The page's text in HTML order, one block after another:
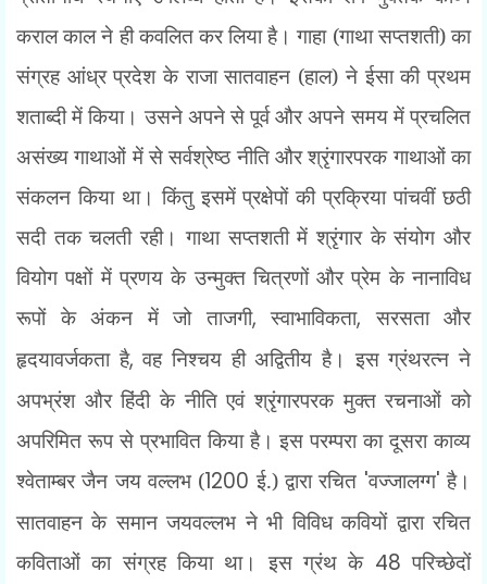
कराल काल ने ही कवलित कर लिया है। गाहा (गाथा सप्तशती) का
संग्रह आंध्र प्रदेश के राजा सातवाहन (हाल) ने ईसा की प्रथम
शताब्दी में किया। उसने अपने से पूर्व और अपने समय में प्रचलित
असंख्य गाथाओं में से सर्वश्रेष्ठ नीति और श्रृंगारपरक गाथाओं का
संकलन किया था। किंतु इसमें प्रक्षेपों की प्रक्रिया पांचवीं छठी
सदी तक चलती रही। गाथा सप्तशती में श्रृंगार के संयोग और
वियोग पक्षों में प्रणय के उन्मुक्त चित्रणों और प्रेम के नानाविध
रूपों के अंकन में जो ताजगी,स्वाभाविकता,सरसता और
हृदयावर्जकता है,वह निश्चय ही अद्वितीय है। इस ग्रंथरत्न ने
अपभ्रंश और हिंदी के नीति एवं श्रृंगारपरक मुक्त रचनाओं को
अपरिमित रूप से प्रभावित किया है। इस परम्परा का दूसरा काव्य
श्वेताम्बर जैन जय वल्लभ (1200 ई.) द्वारा रचित 'वज्जालग्ग'है।
सातवाहन के समान जयवल्लभ ने भी विविध कवियों द्वारा रचित
कविताओं का संग्रह किया था। इस ग्रंथ के 48 परिच्छेदों